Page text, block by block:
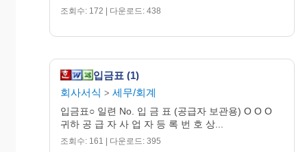
조회수: 172 | 다운로드: 438
입금표 (1)
회사서식 > 세무/회계
입금표○ 일련 No. 입 금 표 (공급자 보관용) O O O
귀하 공 급 자 사 업 자 등 록 번 호 상...
조회수: 161 | 다운로드: 395